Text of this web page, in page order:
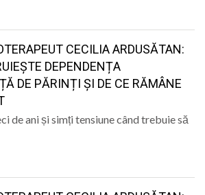
CECILIA ARDUSĂTAN:
DEPENDENȚA
DE PĂRINȚI ȘI DE CE RĂMÂNE
de ani și simți tensiune când trebuie să